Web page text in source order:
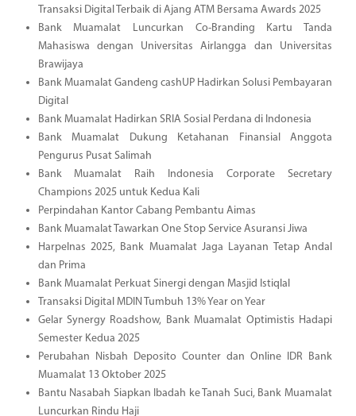
Transaksi Digital Terbaik di Ajang ATM Bersama Awards 2025
Bank Muamalat Luncurkan Co-Branding Kartu Tanda
Mahasiswa dengan Universitas Airlangga dan Universitas
Brawijaya
Bank Muamalat Gandeng cashUP Hadirkan Solusi Pembayaran
Digital
Bank Muamalat Hadirkan SRIA Sosial Perdana di Indonesia
Bank Muamalat Dukung Ketahanan Finansial Anggota
Pengurus Pusat Salimah
Bank Muamalat Raih Indonesia Corporate Secretary
Champions 2025 untuk Kedua Kali
Perpindahan Kantor Cabang Pembantu Aimas
Bank Muamalat Tawarkan One Stop Service Asuransi Jiwa
Harpelnas 2025, Bank Muamalat Jaga Layanan Tetap Andal
dan Prima
Bank Muamalat Perkuat Sinergi dengan Masjid Istiqlal
Transaksi Digital MDIN Tumbuh 13% Year on Year
Gelar Synergy Roadshow, Bank Muamalat Optimistis Hadapi
Semester Kedua 2025
Perubahan Nisbah Deposito Counter dan Online IDR Bank
Muamalat 13 Oktober 2025
Bantu Nasabah Siapkan Ibadah ke Tanah Suci, Bank Muamalat
Luncurkan Rindu Haji